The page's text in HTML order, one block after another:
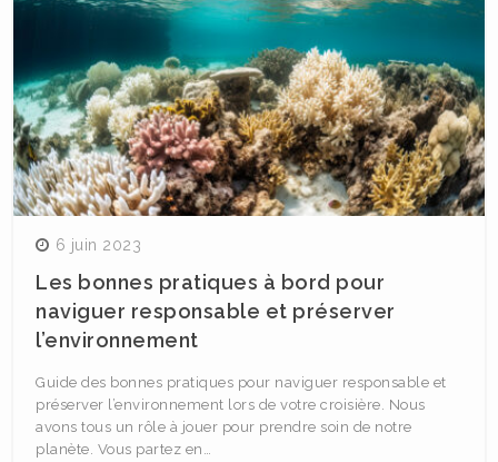
6 juin 2023
Les bonnes pratiques à bord pour
naviguer responsable et préserver
l’environnement
Guide des bonnes pratiques pour naviguer responsable et
préserver l’environnement lors de votre croisière. Nous
avons tous un rôle à jouer pour prendre soin de notre
planète. Vous partez en…